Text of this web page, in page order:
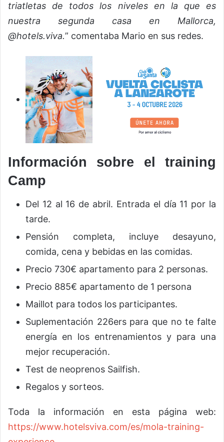
triatletas de todos los niveles en la que es
nuestra segunda casa en Mallorca,
@hotels.viva.” comentaba Mario en sus redes.
Información sobre el training
Camp
Del 12 al 16 de abril. Entrada el día 11 por la
tarde.
Pensión completa, incluye desayuno,
comida, cena y bebidas en las comidas.
Precio 730€ apartamento para 2 personas.
Precio 885€ apartamento de 1 persona
Maillot para todos los participantes.
Suplementación 226ers para que no te falte
energía en los entrenamientos y para una
mejor recuperación.
Test de neoprenos Sailfish.
Regalos y sorteos.
Toda la información en esta página web:
https://www.hotelsviva.com/es/mola-training-